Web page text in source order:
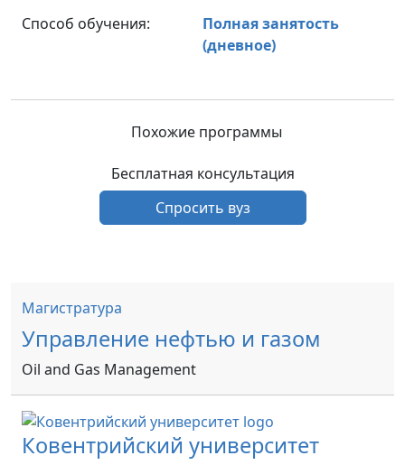
Способ обучения:
Полная занятость
(дневное)
Похожие программы
Бесплатная консультация
Спросить вуз
Магистратура
Управление нефтью и газом
Oil and Gas Management
Ковентрийский университет